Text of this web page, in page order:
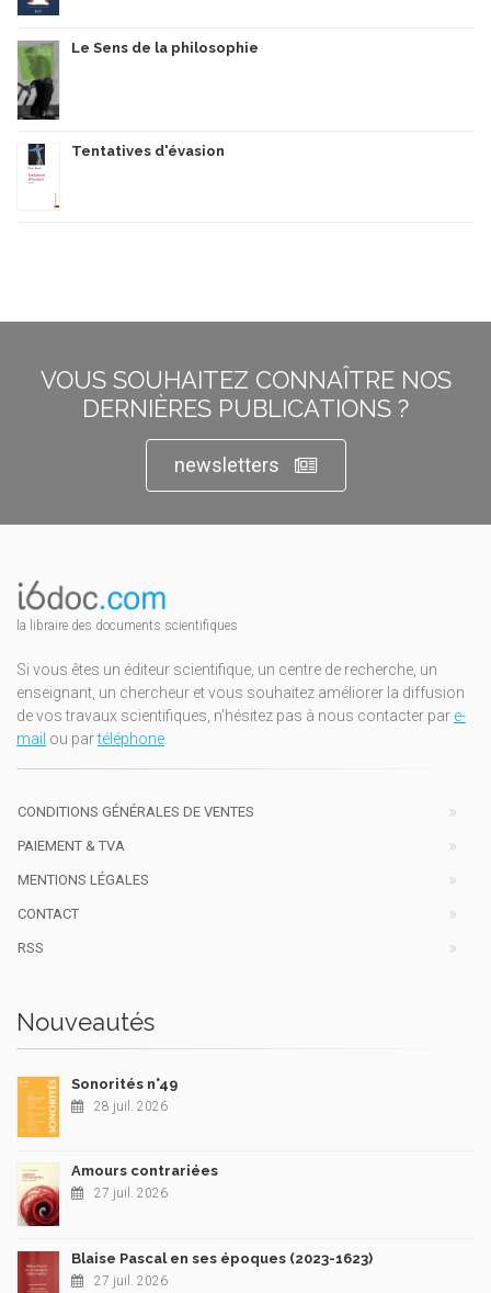
Le Sens de la philosophie
Tentatives d'évasion
VOUS SOUHAITEZ CONNAÎTRE NOS
DERNIÈRES PUBLICATIONS ?
newsletters
la libraire des documents scientifiques
Si vous êtes un éditeur scientifique, un centre de recherche, un
enseignant, un chercheur et vous souhaitez améliorer la diffusion
de vos travaux scientifiques, n'hésitez pas à nous contacter par e-
mail ou partéléphone
CONDITIONS GÉNÉRALES DE VENTES
PAIEMENT & TVA
MENTIONS LÉGALES
CONTACT
RSS
Nouveautés
Sonorités n°49
28 juil. 2026
Amours contrariées
27 juil. 2026
Blaise Pascal en ses époques (2023-1623)
27 juil. 2026